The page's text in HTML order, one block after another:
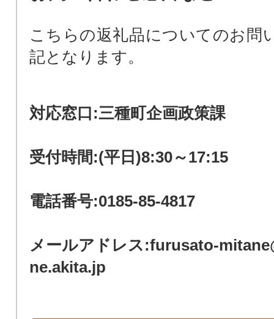
こちらの返礼品についてのお問
記となります。
対応窓口:三種町企画政策課
受付時間:(平日)8:30～17:15
電話番号:0185-85-4817
メールアドレス:furusato-
ne.akita.jp